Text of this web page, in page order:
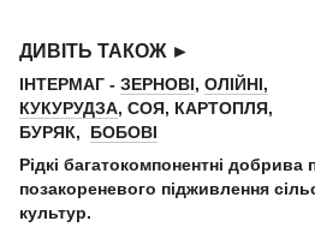
ДИВІТЬ ТАКОЖ ►
ІНТЕРМАГ - ЗЕРНОBI, ОЛIЙНI,
КУКУРУДЗА, СОЯ, КАРТОПЛЯ,
БУРЯК, БОБОВI
Рідкі багатокомпонентні добрива
позакореневого підживлення
культур.